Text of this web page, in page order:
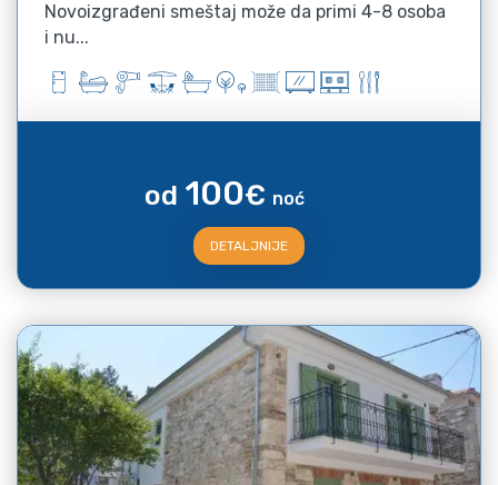
Novoizgrađeni smeštaj može da primi 4-8 osoba
i nu...
od 100€ noć
DETALJNIJE